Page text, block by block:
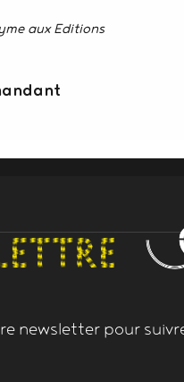
aux Editions
newsletter pour